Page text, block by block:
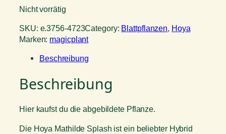
Nicht vorrätig
SKU: e.3756-4723Category: Blattpflanzen, Hoya
Marken: magicplant
Beschreibung
Beschreibung
Hier kaufst du die abgebildete Pflanze.
Die Hoya Mathilde Splash ist ein beliebter Hybrid